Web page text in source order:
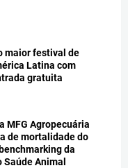
maior festival de
Latina com
gratuita
MFG Agropecuária
de mortalidade do
da
Animal